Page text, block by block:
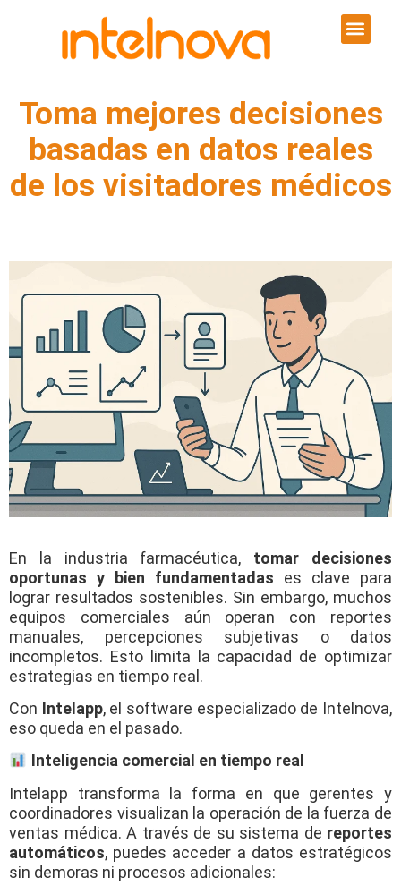
Toma mejores decisiones
basadas en datos reales
de los visitadores médicos
En la industria farmacéutica, tomar decisiones
oportunas y bien fundamentadas es clave para
lograr resultados sostenibles. Sin embargo, muchos
equipos comerciales aún operan con reportes
manuales, percepciones subjetivas o datos
incompletos. Esto limita la capacidad de optimizar
estrategias en tiempo real.
Con Intelapp, el software especializado de Intelnova,
eso queda en el pasado.
Inteligencia comercial en tiempo real
Intelapp transforma la forma en que gerentes y
coordinadores visualizan la operación de la fuerza de
ventas médica. A través de su sistema de reportes
automáticos, puedes acceder a datos estratégicos
sin demoras ni procesos adicionales: